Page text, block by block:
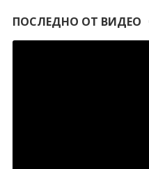
ПОСЛЕДНО ОТ ВИДЕО